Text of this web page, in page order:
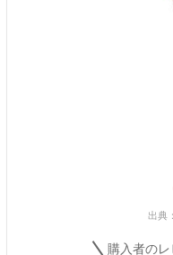
出典：
購入者のレ